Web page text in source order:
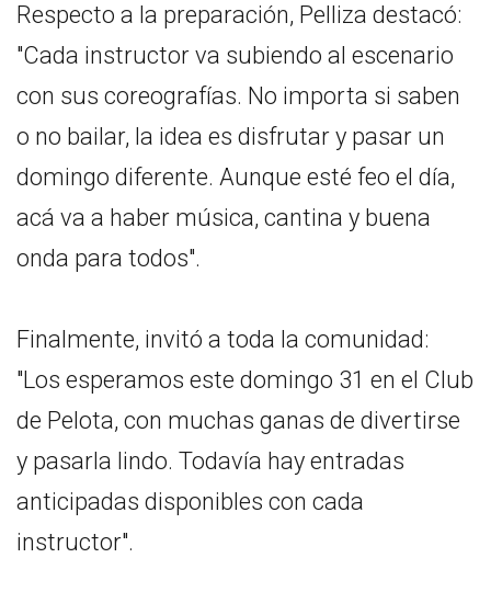
Respecto a la preparación, Pelliza destacó:
"Cada instructor va subiendo al escenario
con sus coreografías. No importa si saben
o no bailar, la idea es disfrutar y pasar un
domingo diferente. Aunque esté feo el día,
acá va a haber música, cantina y buena
onda para todos".
Finalmente, invitó a toda la comunidad:
"Los esperamos este domingo 31 en el Club
de Pelota, con muchas ganas de divertirse
y pasarla lindo. Todavía hay entradas
anticipadas disponibles con cada
instructor".